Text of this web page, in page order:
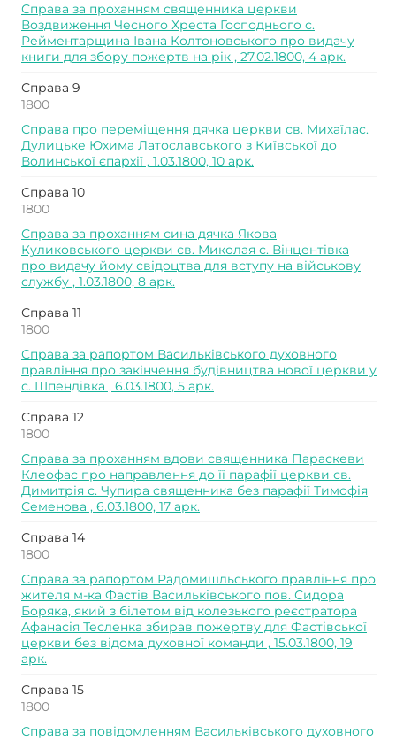
Справа за проханням священника церкви
Воздвиження Чесного Хреста Господнього с.
Рейментарщина Івана Колтоновського про видачу
книги для збору пожертв на рік , 27.02.1800, 4 арк.
Справа 9
1800
Справа про переміщення дячка церкви св. Михаїлас.
Дулицьке Юхима Латославського з Київської до
Волинської єпархії , 1.03.1800, 10 арк.
Справа 10
1800
Справа за проханням сина дячка Якова
Куликовського церкви св. Миколая с. Вінцентівка
про видачу йому свідоцтва для вступу на військову
службу , 1.03.1800, 8 арк.
Справа 11
1800
Справа за рапортом Васильківського духовного
правління про закінчення будівництва нової церкви у
с. Шпендівка , 6.03.1800, 5 арк.
Справа 12
1800
Справа за проханням вдови священника Параскеви
Клеофас про направлення до її парафії церкви св.
Димитрія с. Чупира священника без парафії Тимофія
Семенова , 6.03.1800, 17 арк.
Справа 14
1800
Справа за рапортом Радомишльського правління про
жителя м-ка Фастів Васильківського пов. Сидора
Боряка, який з білетом від колезького реєстратора
Афанасія Тесленка збирав пожертву для Фастівської
церкви без відома духовної команди , 15.03.1800, 19
арк.
Справа 15
1800
Справа за повідомленням Васильківського духовного